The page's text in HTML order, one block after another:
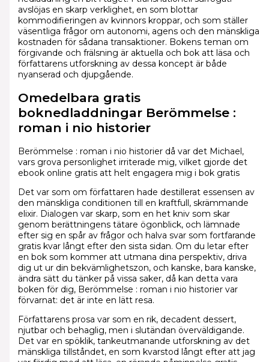
avslöjas en skarp verklighet, en som blottar
kommodifieringen av kvinnors kroppar, och som ställer
väsentliga frågor om autonomi, agens och den mänskliga
kostnaden för sådana transaktioner. Bokens teman om
förgivande och frälsning är aktuella och bok att läsa och
författarens utforskning av dessa koncept är både
nyanserad och djupgående.
Omedelbara gratis
boknedladdningar Berömmelse :
roman i nio historier
Berömmelse : roman i nio historier då var det Michael,
vars grova personlighet irriterade mig, vilket gjorde det
ebook online gratis att helt engagera mig i bok gratis
Det var som om författaren hade destillerat essensen av
den mänskliga conditionen till en kraftfull, skrämmande
elixir. Dialogen var skarp, som en het kniv som skar
genom berättningens tätare ögonblick, och lämnade
efter sig en spår av frågor och halva svar som fortfarande
gratis kvar långt efter den sista sidan. Om du letar efter
en bok som kommer att utmana dina perspektiv, driva
dig ut ur din bekvämlighetszon, och kanske, bara kanske,
ändra sätt du tänker på vissa saker, då kan detta vara
boken för dig, Berömmelse : roman i nio historier var
förvarnat: det är inte en lätt resa.
Författarens prosa var som en rik, decadent dessert,
njutbar och behaglig, men i slutändan överväldigande.
Det var en spöklik, tankeutmanande utforskning av det
mänskliga tillståndet, en som kvarstod långt efter att jag